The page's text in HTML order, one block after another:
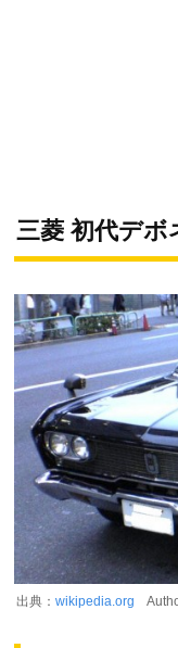
三菱 初代デボ
出典： wikipedia.org